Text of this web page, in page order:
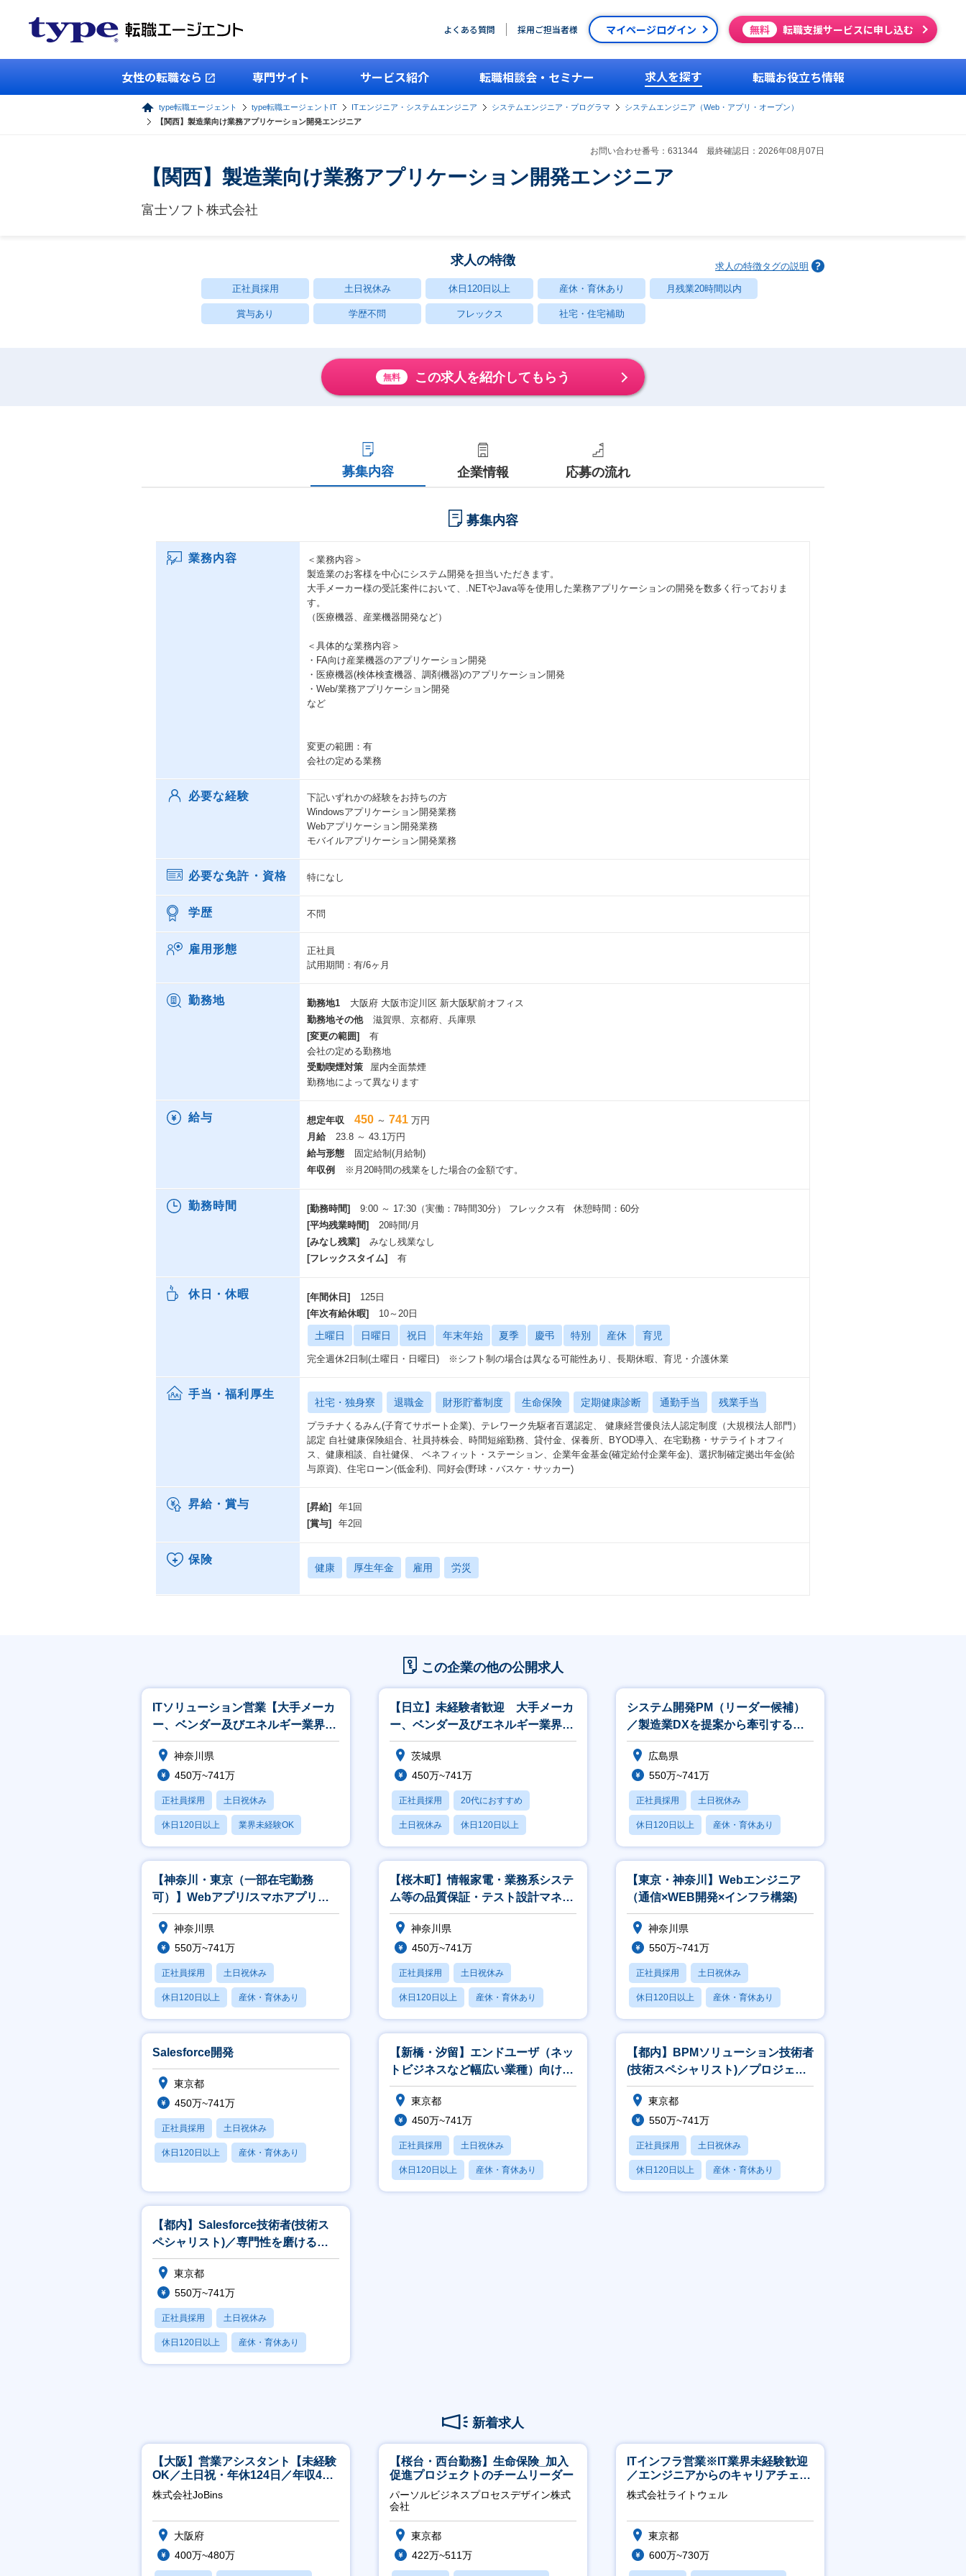
よくある質問 採用ご担当者様 マイページログイン 無料 転職支援サービスに申し込む
女性の転職なら 専門サイト サービス紹介 転職相談会・セミナー 求人を探す 転職お役立ち情報
type転職エージェント type転職エージェントIT ITエンジニア・システムエンジニア システムエンジニア・プログラマ
システムエンジニア（Web・アプリ・オープン）
【関西】製造業向け業務アプリケーション開発エンジニア
お問い合わせ番号：631344 最終確認日：2026年08月07日
【関西】製造業向け業務アプリケーション開発エンジニア
富士ソフト株式会社
求人の特徴 求人の特徴タグの説明
正社員採用 土日祝休み 休日120日以上 産休・育休あり 月残業20時間以内
賞与あり 学歴不問 フレックス 社宅・住宅補助
無料 この求人を紹介してもらう
募集内容 企業情報 応募の流れ
募集内容
業務内容
＜業務内容＞
製造業のお客様を中心にシステム開発を担当いただきます。
大手メーカー様の受託案件において、.NETやJava等を使用した業務アプリケーションの開発を数多く行っておりま
す。
（医療機器、産業機器開発など）
＜具体的な業務内容＞
・FA向け産業機器のアプリケーション開発
・医療機器(検体検査機器、調剤機器)のアプリケーション開発
・Web/業務アプリケーション開発
など
変更の範囲：有
会社の定める業務
必要な経験
下記いずれかの経験をお持ちの方
Windowsアプリケーション開発業務
Webアプリケーション開発業務
モバイルアプリケーション開発業務
必要な免許・資格 特になし
学歴 不問
雇用形態
正社員
試用期間：有/6ヶ月
勤務地 勤務地1
大阪府 大阪市淀川区 新大阪駅前オフィス
勤務地その他
滋賀県、京都府、兵庫県
[変更の範囲]
有
会社の定める勤務地
受動喫煙対策
屋内全面禁煙
勤務地によって異なります
給与 想定年収 450 ～ 741 万円
月給
23.8 ～ 43.1万円
給与形態
固定給制(月給制)
年収例
※月20時間の残業をした場合の金額です。
勤務時間 [勤務時間]
9:00 ～ 17:30（実働：7時間30分） フレックス有 休憩時間：60分
[平均残業時間]
20時間/月
[みなし残業]
みなし残業なし
[フレックスタイム]
有
休日・休暇 [年間休日]
125日
[年次有給休暇]
10～20日
土曜日 日曜日 祝日 年末年始 夏季 慶弔 特別 産休 育児
完全週休2日制(土曜日・日曜日) ※シフト制の場合は異なる可能性あり、長期休暇、育児・介護休業
手当・福利厚生
社宅・独身寮 退職金 財形貯蓄制度 生命保険 定期健康診断 通勤手当 残業手当
プラチナくるみん(子育てサポート企業)、テレワーク先駆者百選認定、 健康経営優良法人認定制度（大規模法人部門）
認定 自社健康保険組合、社員持株会、時間短縮勤務、貸付金、保養所、BYOD導入、在宅勤務・サテライトオフィ
ス、健康相談、自社健保、 ベネフィット・ステーション、企業年金基金(確定給付企業年金)、選択制確定拠出年金(給
与原資)、住宅ローン(低金利)、同好会(野球・バスケ・サッカー)
昇給・賞与 [昇給]
年1回
[賞与]
年2回
保険
健康 厚生年金 雇用 労災
この企業の他の公開求人
ITソリューション営業【大手メーカ
ー、ベンダー及びエネルギー業界、
官公庁向け】
神奈川県
450万~741万
正社員採用 土日祝休み
休日120日以上 業界未経験OK
産休・育休あり
【日立】未経験者歓迎 大手メーカ
ー、ベンダー及びエネルギー業界、
官公庁向けの営業
茨城県
450万~741万
正社員採用 20代におすすめ
土日祝休み 休日120日以上
産休・育休あり
システム開発PM（リーダー候補）
／製造業DXを提案から牽引するプ
ロジェクトマネージャー
広島県
550万~741万
正社員採用 土日祝休み
休日120日以上 産休・育休あり
賞与あり
【神奈川・東京（一部在宅勤務
可）】Webアプリ/スマホアプリ開
発エンジニア
神奈川県
550万~741万
正社員採用 土日祝休み
休日120日以上 産休・育休あり
月残業20時間以内
【桜木町】情報家電・業務系システ
ム等の品質保証・テスト設計マネー
ジャ／アナリスト
神奈川県
450万~741万
正社員採用 土日祝休み
休日120日以上 産休・育休あり
月残業20時間以内
【東京・神奈川】Webエンジニア
（通信×WEB開発×インフラ構築)
神奈川県
550万~741万
正社員採用 土日祝休み
休日120日以上 産休・育休あり
賞与あり
Salesforce開発
東京都
450万~741万
正社員採用 土日祝休み
休日120日以上 産休・育休あり
【新橋・汐留】エンドユーザ（ネッ
トビジネスなど幅広い業種）向けア
カウント営業
東京都
450万~741万
正社員採用 土日祝休み
休日120日以上 産休・育休あり
賞与あり
【都内】BPMソリューション技術者
(技術スペシャリスト)／プロジェク
ト中核×上流工程×一部在宅可
東京都
550万~741万
正社員採用 土日祝休み
休日120日以上 産休・育休あり
賞与あり
【都内】Salesforce技術者(技術ス
ペシャリスト)／専門性を磨ける環
境×上流工程×一部在宅可
東京都
550万~741万
正社員採用 土日祝休み
休日120日以上 産休・育休あり
月残業20時間以内
新着求人
【大阪】営業アシスタント【未経験
OK／土日祝・年休124日／年収400
万～／転勤なし】
株式会社JoBins
大阪府
400万~480万
【桜台・西台勤務】生命保険_加入
促進プロジェクトのチームリーダー
パーソルビジネスプロセスデザイン株式
会社
東京都
422万~511万
ITインフラ営業※IT業界未経験歓迎
／エンジニアからのキャリアチェン
ジ可※【週3～4日リモート可能】
株式会社ライトウェル
東京都
600万~730万